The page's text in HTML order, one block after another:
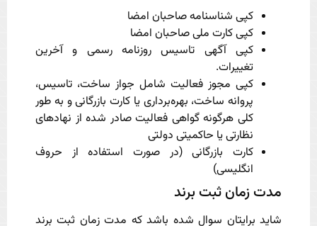
کپی شناسنامه صاحبان امضا
کپی کارت ملی صاحبان امضا
کپی آگهی تاسیس روزنامه رسمی و آخرین
تغییرات.
کپی مجوز فعالیت شامل جواز ساخت، تاسیس،
پروانه ساخت، بهره‌برداری یا کارت بازرگانی و به طور
کلی هرگونه گواهی فعالیت صادر شده از نهادهای
نظارتی یا حاکمیتی دولتی
کارت بازرگانی (در صورت استفاده از حروف
انگلیسی)
مدت زمان ثبت برند
شاید برایتان سوال شده باشد که مدت زمان ثبت برند